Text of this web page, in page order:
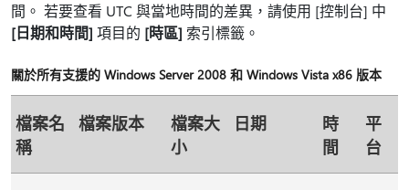
間。 若要查看 UTC 與當地時間的差異，請使用 [控制台] 中
[日期和時間] 項目的 [時區] 索引標籤。
關於所有支援的 Windows Server 2008 和 Windows Vista x86 版本
檔案名
稱
檔案版本
檔案大
小
日期
時
間
平
台